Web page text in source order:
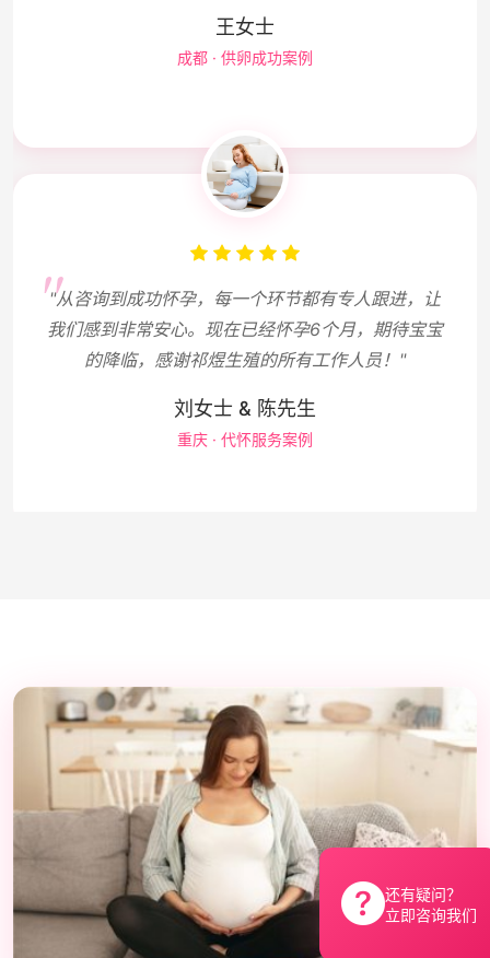
王女士
成都 · 供卵成功案例
"从咨询到成功怀孕，每一个环节都有专人跟进，让
我们感到非常安心。现在已经怀孕6个月，期待宝宝
的降临，感谢祁煜生殖的所有工作人员！"
刘女士 & 陈先生
重庆 · 代怀服务案例
还有疑问？
立即咨询我们